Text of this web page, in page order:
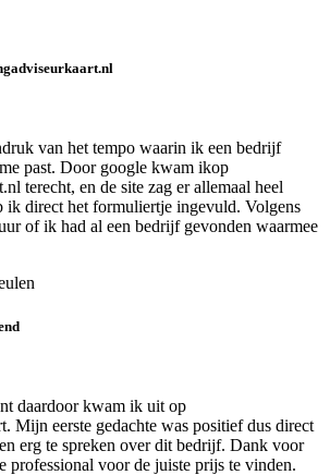
van het tempo waarin ik een bedrijf
past. Door google kwam ikop
terecht, en de site zag er allemaal heel
ik direct het formuliertje ingevuld. Volgens
of ik had al een bedrijf gevonden waarmee
daardoor kwam ik uit op
Mijn eerste gedachte was positief dus direct
erg te spreken over dit bedrijf. Dank voor
professional voor de juiste prijs te vinden.